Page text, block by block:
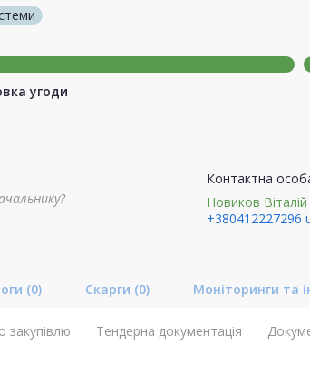
угоди
Контактна
Новиков
+380412227296
(0) Скарги (0) Моніторинги та
закупівлю Тендерна документація